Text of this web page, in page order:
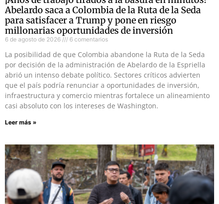
Abelardo saca a Colombia de la Ruta de la Seda
para satisfacer a Trump y pone en riesgo
millonarias oportunidades de inversión
6 de agosto de 2026 6 comentarios
La posibilidad de que Colombia abandone la Ruta de la Seda
por decisión de la administración de Abelardo de la Espriella
abrió un intenso debate político. Sectores críticos advierten
que el país podría renunciar a oportunidades de inversión,
infraestructura y comercio mientras fortalece un alineamiento
casi absoluto con los intereses de Washington.
Leer más »